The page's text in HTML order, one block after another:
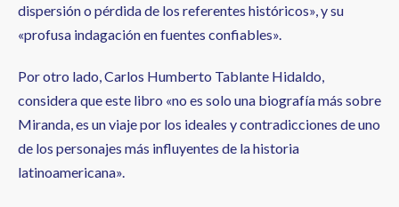
dispersión o pérdida de los referentes históricos», y su
«profusa indagación en fuentes confiables».
Por otro lado, Carlos Humberto Tablante Hidaldo,
considera que este libro «no es solo una biografía más sobre
Miranda, es un viaje por los ideales y contradicciones de uno
de los personajes más influyentes de la historia
latinoamericana».